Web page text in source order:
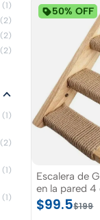
(1)
(2)
(2)
(2)
(1)
(2)
(1)
(1)
50% OFF
Escalera de
en la pared 4
$99.5$199